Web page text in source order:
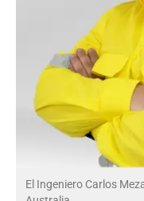
El Ingeniero Carlos